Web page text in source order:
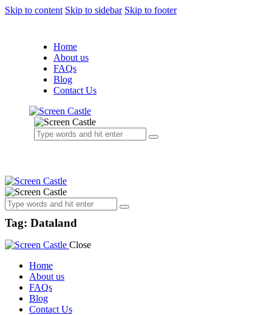
Skip to content Skip to sidebar Skip to footer
Home
About us
FAQs
Blog
Contact Us
Tag: Dataland
Close
Home
About us
FAQs
Blog
Contact Us